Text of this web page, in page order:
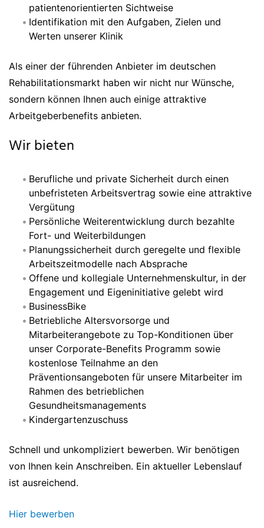
patientenorientierten Sichtweise
Identifikation mit den Aufgaben, Zielen und
Werten unserer Klinik
Als einer der führenden Anbieter im deutschen
Rehabilitationsmarkt haben wir nicht nur Wünsche,
sondern können Ihnen auch einige attraktive
Arbeitgeberbenefits anbieten.
Wir bieten
Berufliche und private Sicherheit durch einen
unbefristeten Arbeitsvertrag sowie eine attraktive
Vergütung
Persönliche Weiterentwicklung durch bezahlte
Fort- und Weiterbildungen
Planungssicherheit durch geregelte und flexible
Arbeitszeitmodelle nach Absprache
Offene und kollegiale Unternehmenskultur, in der
Engagement und Eigeninitiative gelebt wird
BusinessBike
Betriebliche Altersvorsorge und
Mitarbeiterangebote zu Top-Konditionen über
unser Corporate-Benefits Programm sowie
kostenlose Teilnahme an den
Präventionsangeboten für unsere Mitarbeiter im
Rahmen des betrieblichen
Gesundheitsmanagements
Kindergartenzuschuss
Schnell und unkompliziert bewerben. Wir benötigen
von Ihnen kein Anschreiben. Ein aktueller Lebenslauf
ist ausreichend.
Hier bewerben